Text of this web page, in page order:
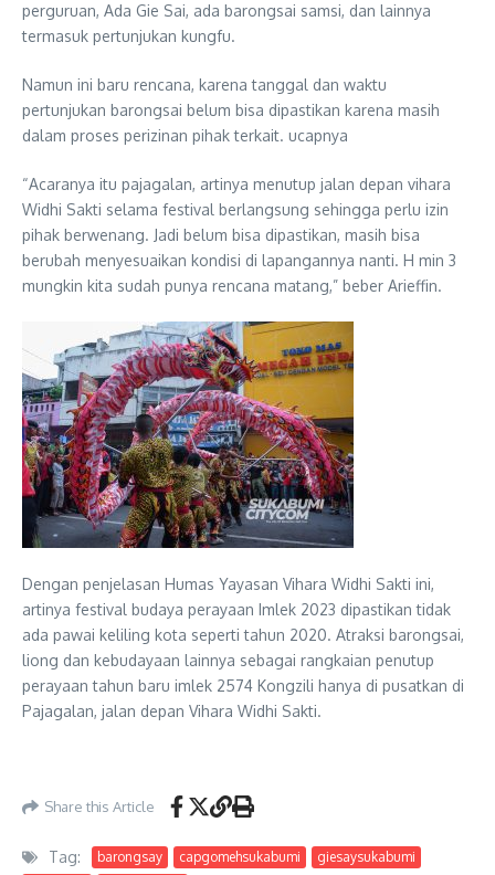
perguruan, Ada Gie Sai, ada barongsai samsi, dan lainnya
termasuk pertunjukan kungfu.
Namun ini baru rencana, karena tanggal dan waktu
pertunjukan barongsai belum bisa dipastikan karena masih
dalam proses perizinan pihak terkait. ucapnya
“Acaranya itu pajagalan, artinya menutup jalan depan vihara
Widhi Sakti selama festival berlangsung sehingga perlu izin
pihak berwenang. Jadi belum bisa dipastikan, masih bisa
berubah menyesuaikan kondisi di lapangannya nanti. H min 3
mungkin kita sudah punya rencana matang,” beber Arieffin.
Dengan penjelasan Humas Yayasan Vihara Widhi Sakti ini,
artinya festival budaya perayaan Imlek 2023 dipastikan tidak
ada pawai keliling kota seperti tahun 2020. Atraksi barongsai,
liong dan kebudayaan lainnya sebagai rangkaian penutup
perayaan tahun baru imlek 2574 Kongzili hanya di pusatkan di
Pajagalan, jalan depan Vihara Widhi Sakti.
Share this Article
Tag: barongsay capgomehsukabumi
giesaysukabumi